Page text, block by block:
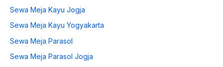
Sewa Meja Kayu Jogja
Sewa Meja Kayu Yogyakarta
Sewa Meja Parasol
Sewa Meja Parasol Jogja